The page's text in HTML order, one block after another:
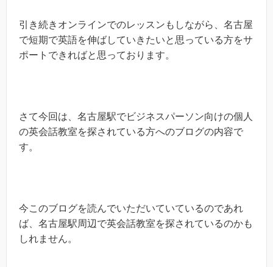
引き続きオンラインでのレッスンもしながら、名古屋
で短期で英語を伸ばしていきたいと思っている方をサ
ポートできればと思っております。
さて今回は、名古屋駅でビジネスパーソン向けの個人
の英会話教室を探されている方へのブログの内容で
す。
今このブログを読んでいただいていているのであれ
ば、名古屋駅周辺で英会話教室を探されているのかも
しれません。